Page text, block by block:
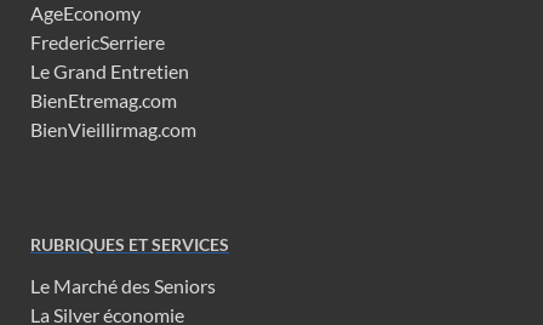
AgeEconomy
FredericSerriere
Le Grand Entretien
BienEtremag.com
BienVieillirmag.com
RUBRIQUES ET SERVICES
Le Marché des Seniors
La Silver économie